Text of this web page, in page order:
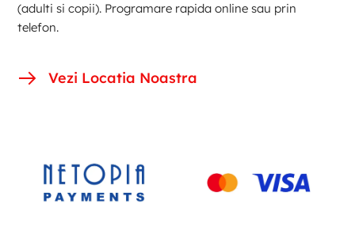
(adulti si copii). Programare rapida online sau prin
telefon.
Vezi Locatia Noastra